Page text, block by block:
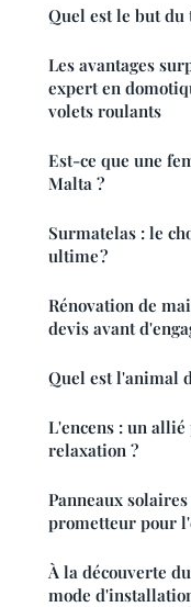
Quel est le but du
Les avantages
expert en
volets roulants
Est-ce que une
Malta ?
Surmatelas : le
ultime ?
Rénovation de
devis avant
Quel est l'animal
L'encens : un
relaxation ?
Panneaux
prometteur pour
À la découverte
mode